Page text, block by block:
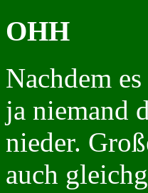
OHH
Nachdem
ja niemand
nieder.
auch